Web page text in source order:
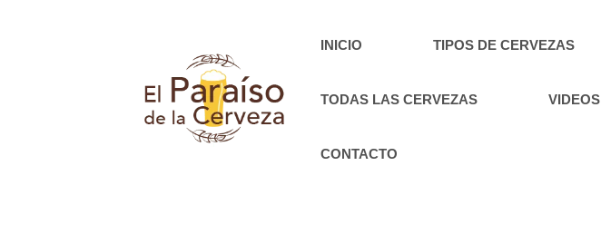
INICIO TIPOS DE CERVEZAS
TODAS LAS CERVEZAS VIDEOS
CONTACTO